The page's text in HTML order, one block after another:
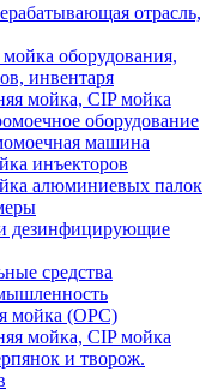
отрасль,
оборудования,
инвентаря
мойка, CIP мойка
оборудование
машина
инъекторов
алюминиевых палок
дезинфицирующие
средства
мойка (ОРС)
мойка, CIP мойка
и творож.